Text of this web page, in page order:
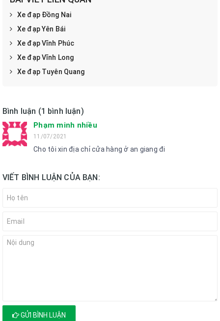
Xe đạp Đồng Nai
Xe đạp Yên Bái
Xe đạp Vĩnh Phúc
Xe đạp Vĩnh Long
Xe đạp Tuyên Quang
Bình luận (1 bình luận)
Phạm minh nhiều
11/07/2021
Cho tôi xin địa chỉ cửa hàng ở an giang đi
VIẾT BÌNH LUẬN CỦA BẠN:
GỬI BÌNH LUẬN